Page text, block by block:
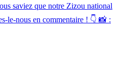
saviez que notre Zizou national
le-nous en commentaire ! 👇 📸 :